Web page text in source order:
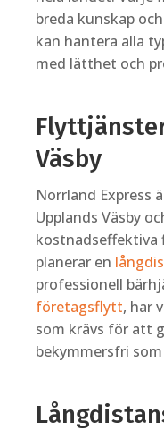
breda kunskap
kan hantera alla
med lätthet och
Väsby
Norrland Express
Upplands Väsby
planerar en
professionell
företagsflytt, har
som krävs för att
bekymmersfri